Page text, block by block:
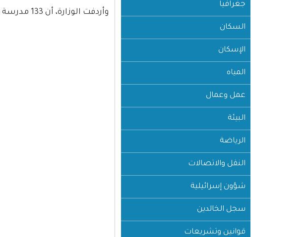
جغرافيا
السكان
الإسكان
المياه
عمل وعمال
البيئة
الرياضة
النقل والاتصالات
شؤون إسرائيلية
سجل الخالدين
قوانين وتشريعات
وأردفت الوزارة، أن 133 مدرسة حكومية تم استخدامها كمراكز للإيواء في قطاع غزة.